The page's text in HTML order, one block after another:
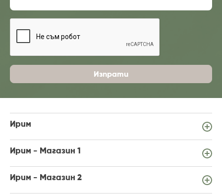
Изпрати
Ирим
Ирим - Магазин 1
Ирим - Магазин 2